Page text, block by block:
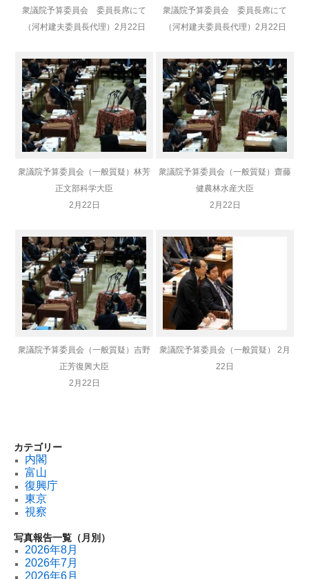
衆議院予算委員会 委員長席にて
（河村建夫委員長代理） 2月22日
衆議院予算委員会 委員長席にて
（河村建夫委員長代理） 2月22日
衆議院予算委員会（一般質疑）林芳
正文部科学大臣
2月22日
衆議院予算委員会（一般質疑）齋藤
健農林水産大臣
2月22日
衆議院予算委員会（一般質疑）吉野
正芳復興大臣
2月22日
衆議院予算委員会（一般質疑） 2月
22日
カテゴリー
内閣
富山
復興庁
東京
視察
写真報告一覧（月別）
2026年8月
2026年7月
2026年6月